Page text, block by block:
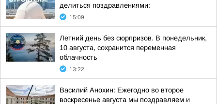
делиться поздравлениями:
15:09
Летний день без сюрпризов. В понедельник,
10 августа, сохранится переменная
облачность
13:22
Василий Анохин: Ежегодно во второе
воскресенье августа мы поздравляем и